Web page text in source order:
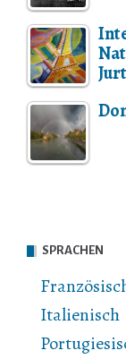
SPRACHEN
Italienisch